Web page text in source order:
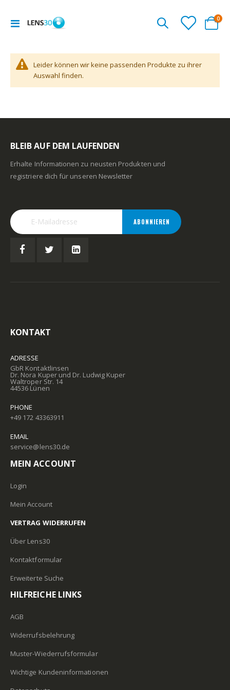
Navigation
Cart
0
Leider können wir keine passenden Produkte zu ihrer
Auswahl finden.
BLEIB AUF DEM LAUFENDEN
Erhalte Informationen zu neusten Produkten und
registriere dich für unseren Newsletter
ABONNIEREN
KONTAKT
ADRESSE
GbR Kontaktlinsen
Dr. Nora Kuper und Dr. Ludwig Kuper
Waltroper Str. 14
44536 Lünen
PHONE
+49 172 43363911
EMAIL
service@lens30.de
MEIN ACCOUNT
Login
Mein Account
VERTRAG WIDERRUFEN
Über Lens30
Kontaktformular
Erweiterte Suche
HILFREICHE LINKS
AGB
Widerrufsbelehrung
Muster-Wiederrufsformular
Wichtige Kundeninformationen